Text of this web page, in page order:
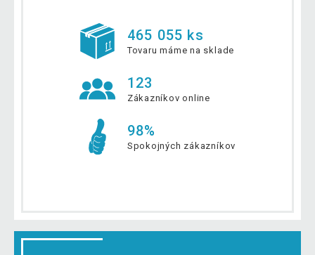
465 055 ks
Tovaru máme na sklade
123
Zákazníkov online
98%
Spokojných zákazníkov